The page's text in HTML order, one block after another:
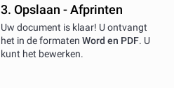
3. Opslaan - Afprinten
Uw document is klaar! U ontvangt
het in de formaten Word en PDF. U
kunt het bewerken.